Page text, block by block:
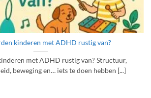
kinderen met ADHD rustig van?
met ADHD rustig van? Structuur,
beweging en… iets te doen hebben [...]